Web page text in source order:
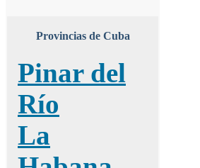
Provincias de Cuba
Pinar del
Río
La